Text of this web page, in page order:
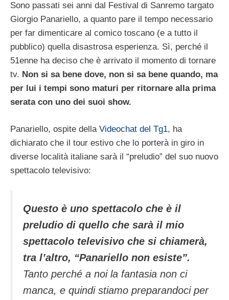
Sono passati sei anni dal Festival di Sanremo targato
Giorgio Panariello, a quanto pare il tempo necessario
per far dimenticare al comico toscano (e a tutto il
pubblico) quella disastrosa esperienza. Sì, perché il
51enne ha deciso che è arrivato il momento di tornare
tv. Non si sa bene dove, non si sa bene quando, ma
per lui i tempi sono maturi per ritornare alla prima
serata con uno dei suoi show.
Panariello, ospite della Videochat del Tg1, ha
dichiarato che il tour estivo che lo porterà in giro in
diverse località italiane sarà il “preludio” del suo nuovo
spettacolo televisivo:
Questo è uno spettacolo che è il
preludio di quello che sarà il mio
spettacolo televisivo che si chiamerà,
tra l’altro, “Panariello non esiste”.
Tanto perché a noi la fantasia non ci
manca, e quindi stiamo preparandoci per